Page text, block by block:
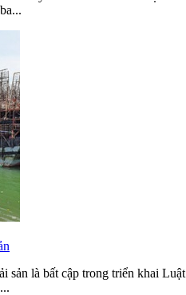
sản là bất cập trong triển khai Luật